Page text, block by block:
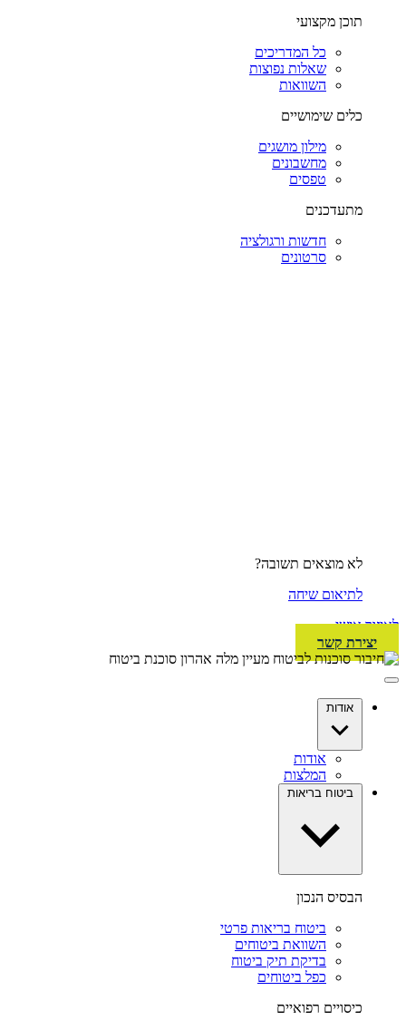
תוכן מקצועי
כל המדריכים
שאלות נפוצות
השוואות
כלים שימושיים
מילון מושגים
מחשבונים
טפסים
מתעדכנים
חדשות ורגולציה
סרטונים
לא מוצאים תשובה?
לתיאום שיחה
לאיזור אישי
יצירת קשר
אודות
אודות
המלצות
ביטוח בריאות
הבסיס הנכון
ביטוח בריאות פרטי
השוואת ביטוחים
בדיקת תיק ביטוח
כפל ביטוחים
כיסויים רפואיים